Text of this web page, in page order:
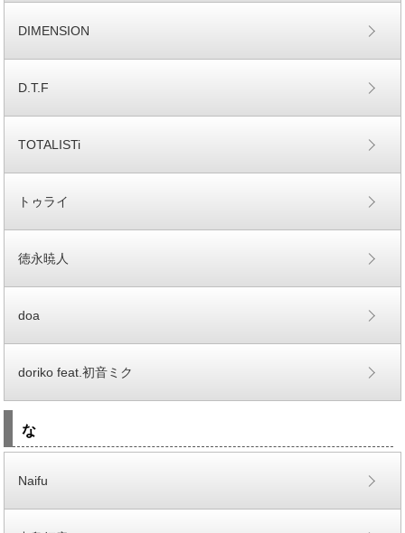
DIMENSION
D.T.F
TOTALISTi
トゥライ
徳永暁人
doa
doriko feat.初音ミク
な
Naifu